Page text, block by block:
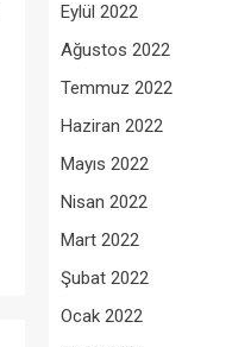
Eylül 2022
Ağustos 2022
Temmuz 2022
Haziran 2022
Mayıs 2022
Nisan 2022
Mart 2022
Şubat 2022
Ocak 2022